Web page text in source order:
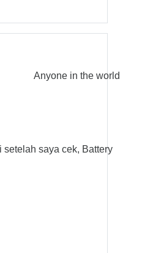
Anyone in the world
saya cek, Battery